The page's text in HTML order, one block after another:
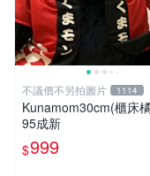
不議價不另拍圖片 1114
Kunamom30cm(櫃床橘
95成新
$999